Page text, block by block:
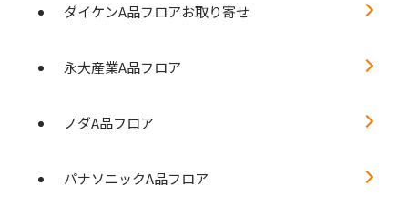
ダイケンA品フロアお取り寄せ
永大産業A品フロア
ノダA品フロア
パナソニックA品フロア